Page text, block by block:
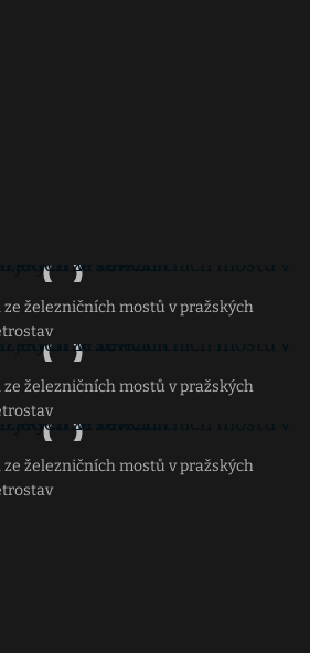
železničních mostů v pražských
železničních mostů v pražských
železničních mostů v pražských